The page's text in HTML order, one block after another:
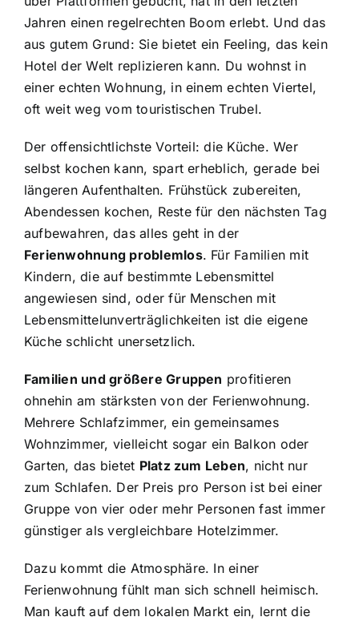
Jahren einen regelrechten Boom erlebt. Und das
aus gutem Grund: Sie bietet ein Feeling, das kein
Hotel der Welt replizieren kann. Du wohnst in
einer echten Wohnung, in einem echten Viertel,
oft weit weg vom touristischen Trubel.
Der offensichtlichste Vorteil: die Küche. Wer
selbst kochen kann, spart erheblich, gerade bei
längeren Aufenthalten. Frühstück zubereiten,
Abendessen kochen, Reste für den nächsten Tag
aufbewahren, das alles geht in der
Ferienwohnung problemlos. Für Familien mit
Kindern, die auf bestimmte Lebensmittel
angewiesen sind, oder für Menschen mit
Lebensmittelunverträglichkeiten ist die eigene
Küche schlicht unersetzlich.
Familien und größere Gruppen profitieren
ohnehin am stärksten von der Ferienwohnung.
Mehrere Schlafzimmer, ein gemeinsames
Wohnzimmer, vielleicht sogar ein Balkon oder
Garten, das bietet Platz zum Leben, nicht nur
zum Schlafen. Der Preis pro Person ist bei einer
Gruppe von vier oder mehr Personen fast immer
günstiger als vergleichbare Hotelzimmer.
Dazu kommt die Atmosphäre. In einer
Ferienwohnung fühlt man sich schnell heimisch.
Man kauft auf dem lokalen Markt ein, lernt die